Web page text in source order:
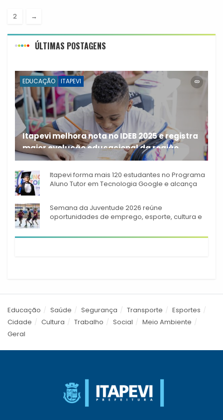
2 →
ÚLTIMAS POSTAGENS
EDUCAÇÃO ITAPEVI
Itapevi melhora nota no IDEB 2025 e registra
maior evolução educacional da região
A rede municipal de ensino
Itapevi forma mais 120 estudantes no Programa
Aluno Tutor em Tecnologia Google e alcança
Semana da Juventude 2026 reúne
oportunidades de emprego, esporte, cultura e
Educação Saúde Segurança Transporte
Esportes
Cidade
Cultura Trabalho Social
Meio Ambiente
Geral